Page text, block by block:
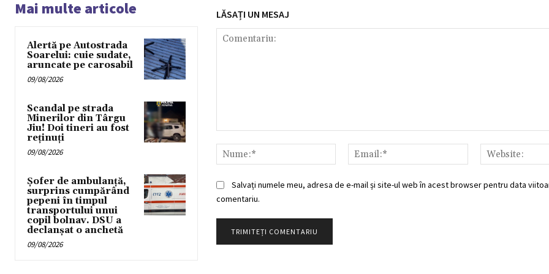
Mai multe articole
Alertă pe Autostrada
Soarelui: cuie sudate,
aruncate pe carosabil
09/08/2026
Scandal pe strada
Minerilor din Târgu
Jiu! Doi tineri au fost
reținuți
09/08/2026
Șofer de ambulanță,
surprins cumpărând
pepeni în timpul
transportului unui
copil bolnav. DSU a
declanșat o anchetă
09/08/2026
LĂSAȚI UN MESAJ
Nume:*
Email:*
Salvați numele meu, adresa de e-mail și site-ul web în acest browser pentru data
comentariu.